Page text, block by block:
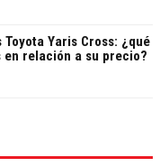
Toyota Yaris Cross: ¿qué
en relación a su precio?